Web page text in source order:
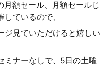
月額セール、月額セールじ
ているので、
ジ見ていただけると嬉しい
ミナーなしで、5日の土曜